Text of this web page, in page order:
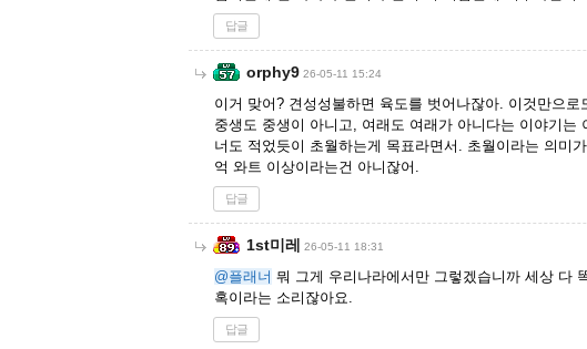
답글
orphy9 26-05-11 15:24
이거 맞어? 견성성불하면 육도를 벗어나잖아. 이것만으
중생도 중생이 아니고, 여래도 여래가 아니다는 이야기
너도 적었듯이 초월하는게 목표라면서. 초월이라는 의미
억 와트 이상이라는건 아니잖어.
답글
1st미레 26-05-11 18:31
@플래너 뭐 그게 우리나라에서만 그렇겠습니까 세상 다
혹이라는 소리잖아요.
답글